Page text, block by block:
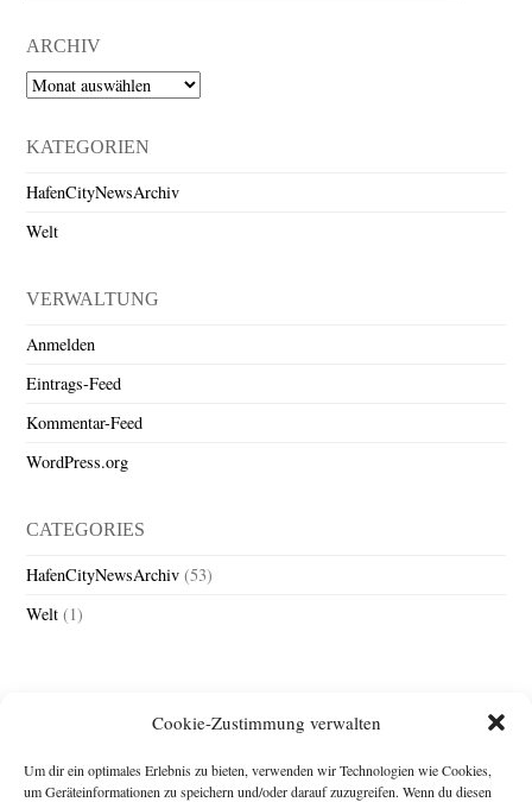
Cookie-Zustimmung verwalten
Um dir ein optimales Erlebnis zu bieten, verwenden wir Technologien wie Cookies,
um Geräteinformationen zu speichern und/oder darauf zuzugreifen. Wenn du diesen
ARCHIV
Archiv
KATEGORIEN
HafenCityNewsArchiv
Welt
VERWALTUNG
Anmelden
Eintrags-Feed
Kommentar-Feed
WordPress.org
CATEGORIES
HafenCityNewsArchiv (53)
Welt (1)